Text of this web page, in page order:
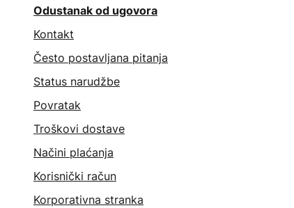
Odustanak od ugovora
Kontakt
Često postavljana pitanja
Status narudžbe
Povratak
Troškovi dostave
Načini plaćanja
Korisnički račun
Korporativna stranka